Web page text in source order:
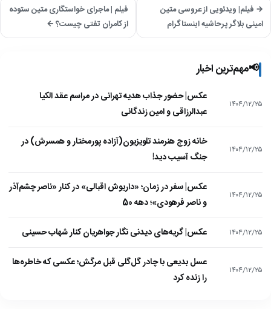
→ فیلم| ویدئویی از عروسی متین
امینی بلاگر پرحاشیه اینستاگرام
فیلم | ماجرای خواستگاری متین ستوده
از کامران تفتی چیست؟ ←
📢مهم‌ترین اخبار
۱۴۰۴/۱۲/۲۵
عکس| حضور جذاب هدیه تهرانی در مراسم عقد الکیا
عبدالرزاقی و امین زندگانی
۱۴۰۴/۱۲/۲۵
خانه زوج هنرمند تلویزیون(آزاده پورمختار و همسرش) در
جنگ آسیب دید!
۱۴۰۴/۱۲/۲۵
عکس| سفر در زمان؛ «داریوش اقبالی» در کنار «ناصر چشم‌آذر
و ناصر فرهودی»؛ دهه 50
۱۴۰۴/۱۲/۲۵ عکس| گریه‌های دیدنی نگار جواهریان کنار شهاب حسینی
۱۴۰۴/۱۲/۲۵
عسل بدیعی با چادر گل‌گلی قبل مرگش؛ عکسی که خاطره‌ها
را زنده کرد